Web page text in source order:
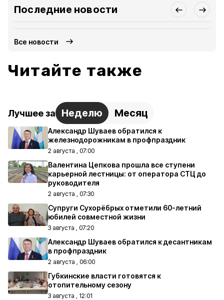
Последние новости
Все новости
Читайте также
Лучшее за Неделю Месяц
Александр Шуваев обратился к
железнодорожникам в профпраздник
2 августа , 07:00
Валентина Цепкова прошла все ступени
карьерной лестницы: от оператора СТЦ до
руководителя
2 августа , 07:30
Супруги Сухорёбрых отметили 60-летний
юбилей совместной жизни
3 августа , 07:20
Александр Шуваев обратился к десантникам
в профпраздник
2 августа , 06:00
Губкинские власти готовятся к
отопительному сезону
3 августа , 12:01